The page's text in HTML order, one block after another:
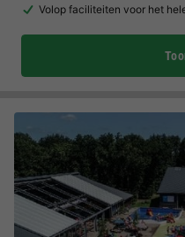
Volop faciliteiten voor het